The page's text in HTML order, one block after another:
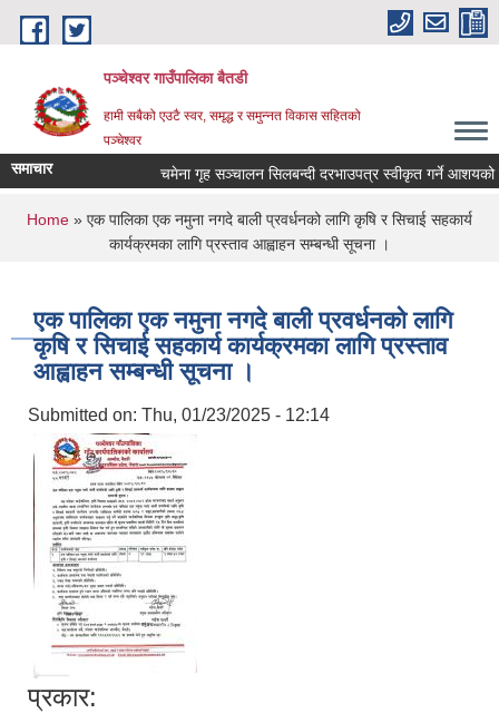
Skip to main content
पञ्चेश्वर गाउँपालिका बैतडी
हामी सबैको एउटै स्वर, समृद्ध र समुन्नत विकास सहितको
पञ्चेश्वर
समाचार चमेना गृह सञ्‍चालन सिलबन्दी दरभाउपत्र स्वीकृत गर्ने आशयको
You are here
Home » एक पालिका एक नमुना नगदे बाली प्रवर्धनको लागि कृषि र सिचाई सहकार्य
कार्यक्रमका लागि प्रस्ताव आह्वाहन सम्बन्धी सूचना ।
एक पालिका एक नमुना नगदे बाली प्रवर्धनको लागि
कृषि र सिचाई सहकार्य कार्यक्रमका लागि प्रस्ताव
आह्वाहन सम्बन्धी सूचना ।
Submitted on: Thu, 01/23/2025 - 12:14
प्रकार: